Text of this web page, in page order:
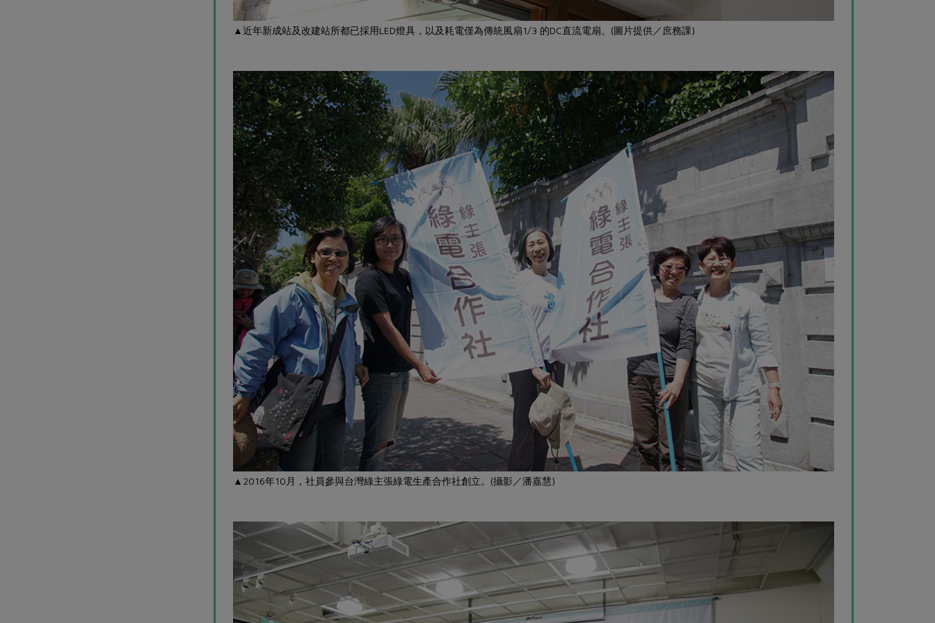
▲近年新成站及改建站所都已採用LED燈具，以及耗電僅為傳統風扇1/3 的DC直流電扇。(圖片提供／庶務課)
▲2016年10月，社員參與台灣綠主張綠電生產合作社創立。(攝影／潘嘉慧)